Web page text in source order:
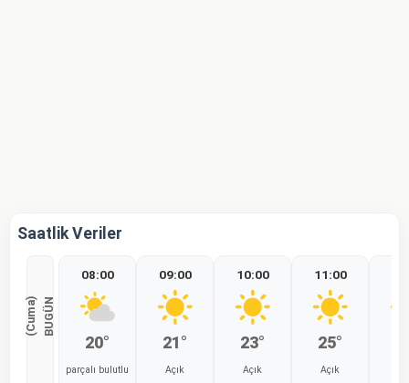
Saatlik Veriler
B
U
G
Ü
N
(
C
u
m
a
)
08:00
20°
parçalı bulutlu
09:00
21°
Açık
10:00
23°
Açık
11:00
25°
Açık